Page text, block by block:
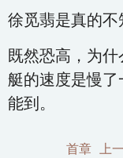
徐觅翡是真的不
既然恐高，为
艇的速度是慢
能到。
首章 上